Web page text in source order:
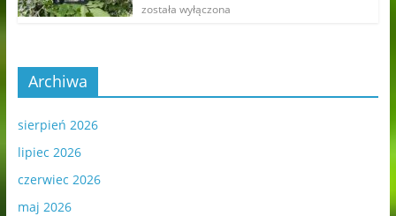
została wyłączona
Archiwa
sierpień 2026
lipiec 2026
czerwiec 2026
maj 2026